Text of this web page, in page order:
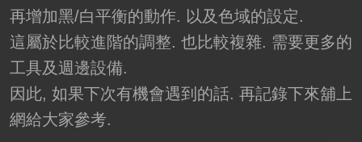
再增加黑/白平衡的動作. 以及色域的設定.
這屬於比較進階的調整. 也比較複雜. 需要更多的
工具及週邊設備.
因此, 如果下次有機會遇到的話. 再記錄下來舖上
網給大家參考.